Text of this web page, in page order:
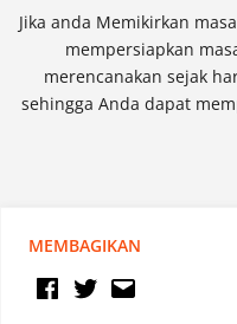
Jika anda Memikirkan
mempersiapkan
merencanakan sejak
sehingga Anda dapat
MEMBAGIKAN